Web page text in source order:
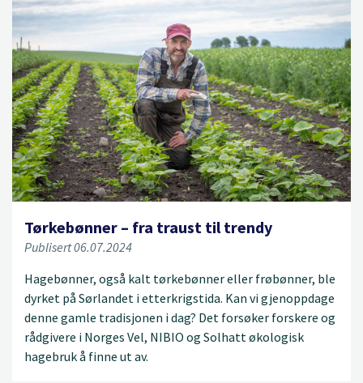
Tørkebønner – fra traust til trendy
Publisert 06.07.2024
Hagebønner, også kalt tørkebønner eller frøbønner, ble
dyrket på Sørlandet i etterkrigstida. Kan vi gjenoppdage
denne gamle tradisjonen i dag? Det forsøker forskere og
rådgivere i Norges Vel, NIBIO og Solhatt økologisk
hagebruk å finne ut av.